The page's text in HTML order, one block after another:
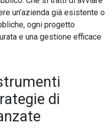
un’azienda già esistente o
ogni progetto
e una gestione efficace
di